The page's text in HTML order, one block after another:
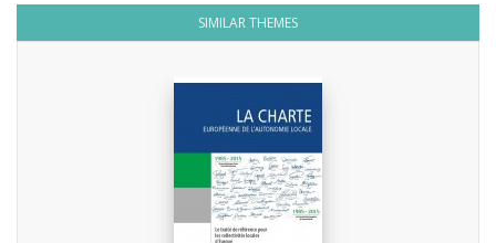
SIMILAR THEMES